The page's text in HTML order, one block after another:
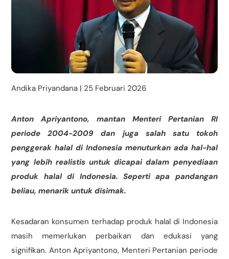
Andika Priyandana | 25 Februari 2026
Anton Apriyantono, mantan Menteri Pertanian RI
periode 2004-2009 dan juga salah satu tokoh
penggerak halal di Indonesia menuturkan ada hal-hal
yang lebih realistis untuk dicapai dalam penyediaan
produk halal di Indonesia. Seperti apa pandangan
beliau, menarik untuk disimak.
Kesadaran konsumen terhadap produk halal di Indonesia
masih memerlukan perbaikan dan edukasi yang
signifikan. Anton Apriyantono, Menteri Pertanian periode